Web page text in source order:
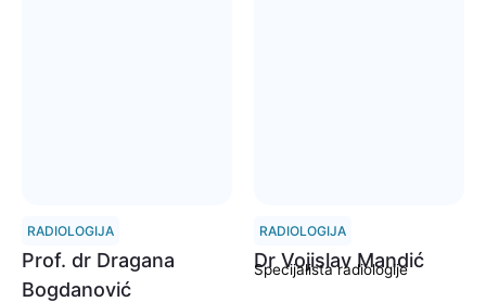
RADIOLOGIJA
Prof. dr Dragana
Bogdanović
RADIOLOGIJA
Dr Vojislav Mandić
Specijalista radiologije